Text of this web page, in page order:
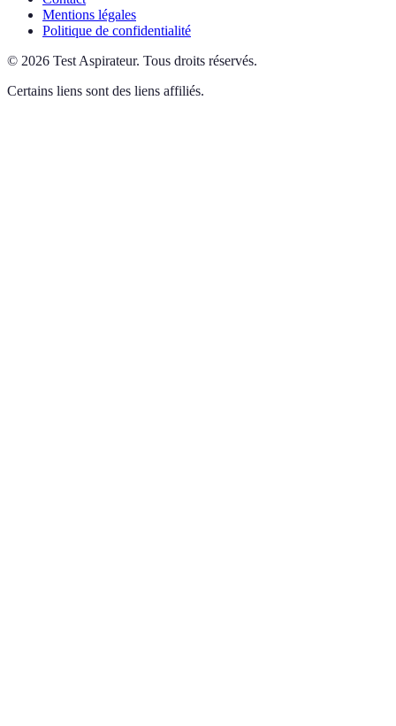
Mentions légales
Politique de confidentialité
© 2026 Test Aspirateur. Tous droits réservés.
Certains liens sont des liens affiliés.